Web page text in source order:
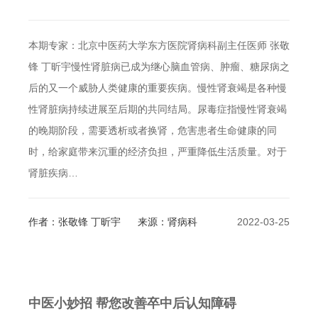
本期专家：北京中医药大学东方医院肾病科副主任医师 张敬
锋 丁昕宇慢性肾脏病已成为继心脑血管病、肿瘤、糖尿病之
后的又一个威胁人类健康的重要疾病。慢性肾衰竭是各种慢
性肾脏病持续进展至后期的共同结局。尿毒症指慢性肾衰竭
的晚期阶段，需要透析或者换肾，危害患者生命健康的同
时，给家庭带来沉重的经济负担，严重降低生活质量。对于
肾脏疾病…
2022-03-25
作者：张敬锋 丁昕宇 来源：肾病科
中医小妙招 帮您改善卒中后认知障碍